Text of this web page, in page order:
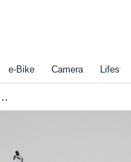
e-Bike Camera
け好調で3年ぶりのプラス...2014年度